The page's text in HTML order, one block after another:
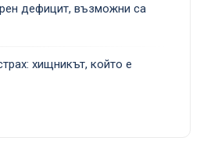
дефицит, възможни са
хищникът, който е